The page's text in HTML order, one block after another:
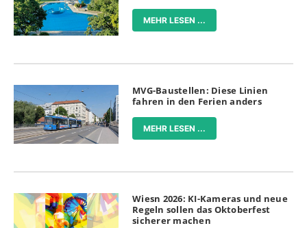
MEHR LESEN ...
MVG-Baustellen: Diese Linien
fahren in den Ferien anders
MEHR LESEN ...
Wiesn 2026: KI-Kameras und neue
Regeln sollen das Oktoberfest
sicherer machen